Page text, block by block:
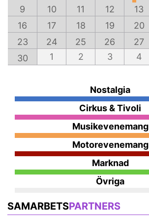
9 10 11 12 13
16
17 18 19 20
23
24 25 26 27
30
1 2 3 4
Nostalgia
Cirkus & Tivoli
Musikevenemang
Motorevenemang
Marknad
Övriga
SAMARBETSPARTNERS